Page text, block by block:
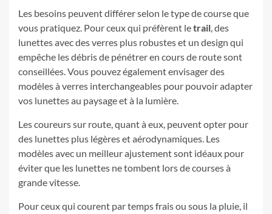
Les besoins peuvent différer selon le type de course que
vous pratiquez. Pour ceux qui préfèrent letrail, des
lunettes avec des verres plus robustes et un design qui
empêche les débris de pénétrer en cours de route sont
conseillées. Vous pouvez également envisager des
modèles à verres interchangeables pour pouvoir adapter
vos lunettes au paysage et à la lumière.
Les coureurs sur route, quant à eux, peuvent opter pour
des lunettes plus légères et aérodynamiques. Les
modèles avec un meilleur ajustement sont idéaux pour
éviter que les lunettes ne tombent lors de courses à
grande vitesse.
Pour ceux qui courent par temps frais ou sous la pluie, il